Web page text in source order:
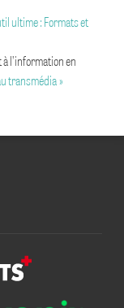
ultime : Formats et
l’information en
transmédia »